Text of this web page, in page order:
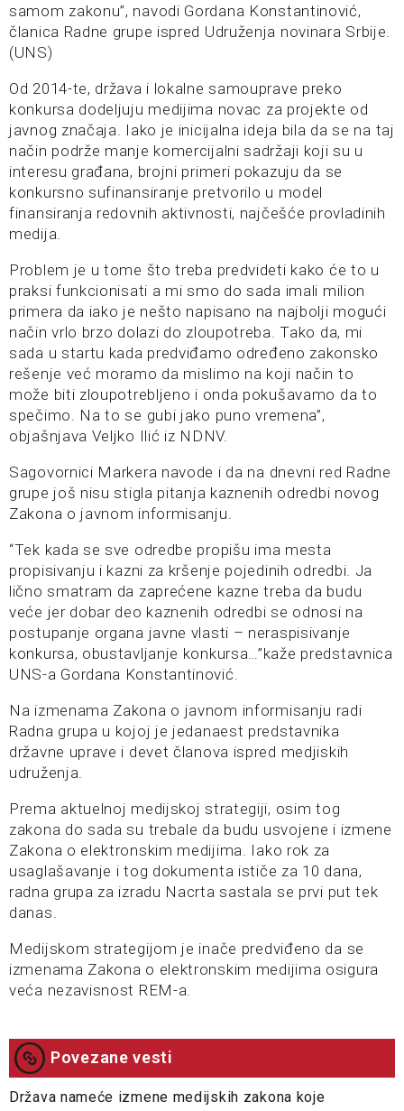
samom zakonu”, navodi Gordana Konstantinović,
članica Radne grupe ispred Udruženja novinara Srbije.
(UNS)
Od 2014-te, država i lokalne samouprave preko
konkursa dodeljuju medijima novac za projekte od
javnog značaja. Iako je inicijalna ideja bila da se na taj
način podrže manje komercijalni sadržaji koji su u
interesu građana, brojni primeri pokazuju da se
konkursno sufinansiranje pretvorilo u model
finansiranja redovnih aktivnosti, najčešće provladinih
medija.
Problem je u tome što treba predvideti kako će to u
praksi funkcionisati a mi smo do sada imali milion
primera da iako je nešto napisano na najbolji mogući
način vrlo brzo dolazi do zloupotreba. Tako da, mi
sada u startu kada predviđamo određeno zakonsko
rešenje već moramo da mislimo na koji način to
može biti zloupotrebljeno i onda pokušavamo da to
spečimo. Na to se gubi jako puno vremena”,
objašnjava Veljko Ilić iz NDNV.
Sagovornici Markera navode i da na dnevni red Radne
grupe još nisu stigla pitanja kaznenih odredbi novog
Zakona o javnom informisanju.
“Tek kada se sve odredbe propišu ima mesta
propisivanju i kazni za kršenje pojedinih odredbi. Ja
lično smatram da zaprećene kazne treba da budu
veće jer dobar deo kaznenih odredbi se odnosi na
postupanje organa javne vlasti – neraspisivanje
konkursa, obustavljanje konkursa…”kaže predstavnica
UNS-a Gordana Konstantinović.
Na izmenama Zakona o javnom informisanju radi
Radna grupa u kojoj je jedanaest predstavnika
državne uprave i devet članova ispred medjiskih
udruženja.
Prema aktuelnoj medijskoj strategiji, osim tog
zakona do sada su trebale da budu usvojene i izmene
Zakona o elektronskim medijima. Iako rok za
usaglašavanje i tog dokumenta ističe za 10 dana,
radna grupa za izradu Nacrta sastala se prvi put tek
danas.
Medijskom strategijom je inače predviđeno da se
izmenama Zakona o elektronskim medijima osigura
veća nezavisnost REM-a.
Povezane vesti
Država nameće izmene medijskih zakona koje